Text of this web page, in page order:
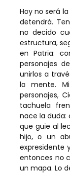
Hoy no será
detendrá.
no decido
estructura,
en Patria:
personajes
unirlos a
la mente.
personajes,
tachuela
nace la duda:
que guie al
hijo, o un
expresidente
entonces no
un mapa. Lo